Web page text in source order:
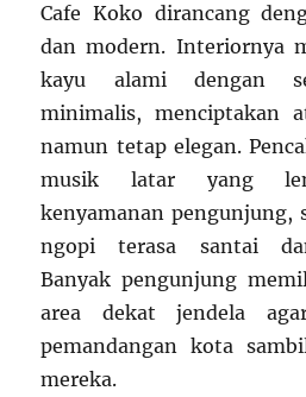
Cafe Koko dirancang
dan modern. Interiornya
kayu alami dengan
minimalis, menciptakan
namun tetap elegan.
musik latar yang
kenyamanan pengunjung,
ngopi terasa santai
Banyak pengunjung
area dekat jendela
pemandangan kota
mereka.